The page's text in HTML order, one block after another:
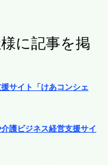
に記事を掲
サイト「けあコンシェ
護ビジネス経営支援サイ